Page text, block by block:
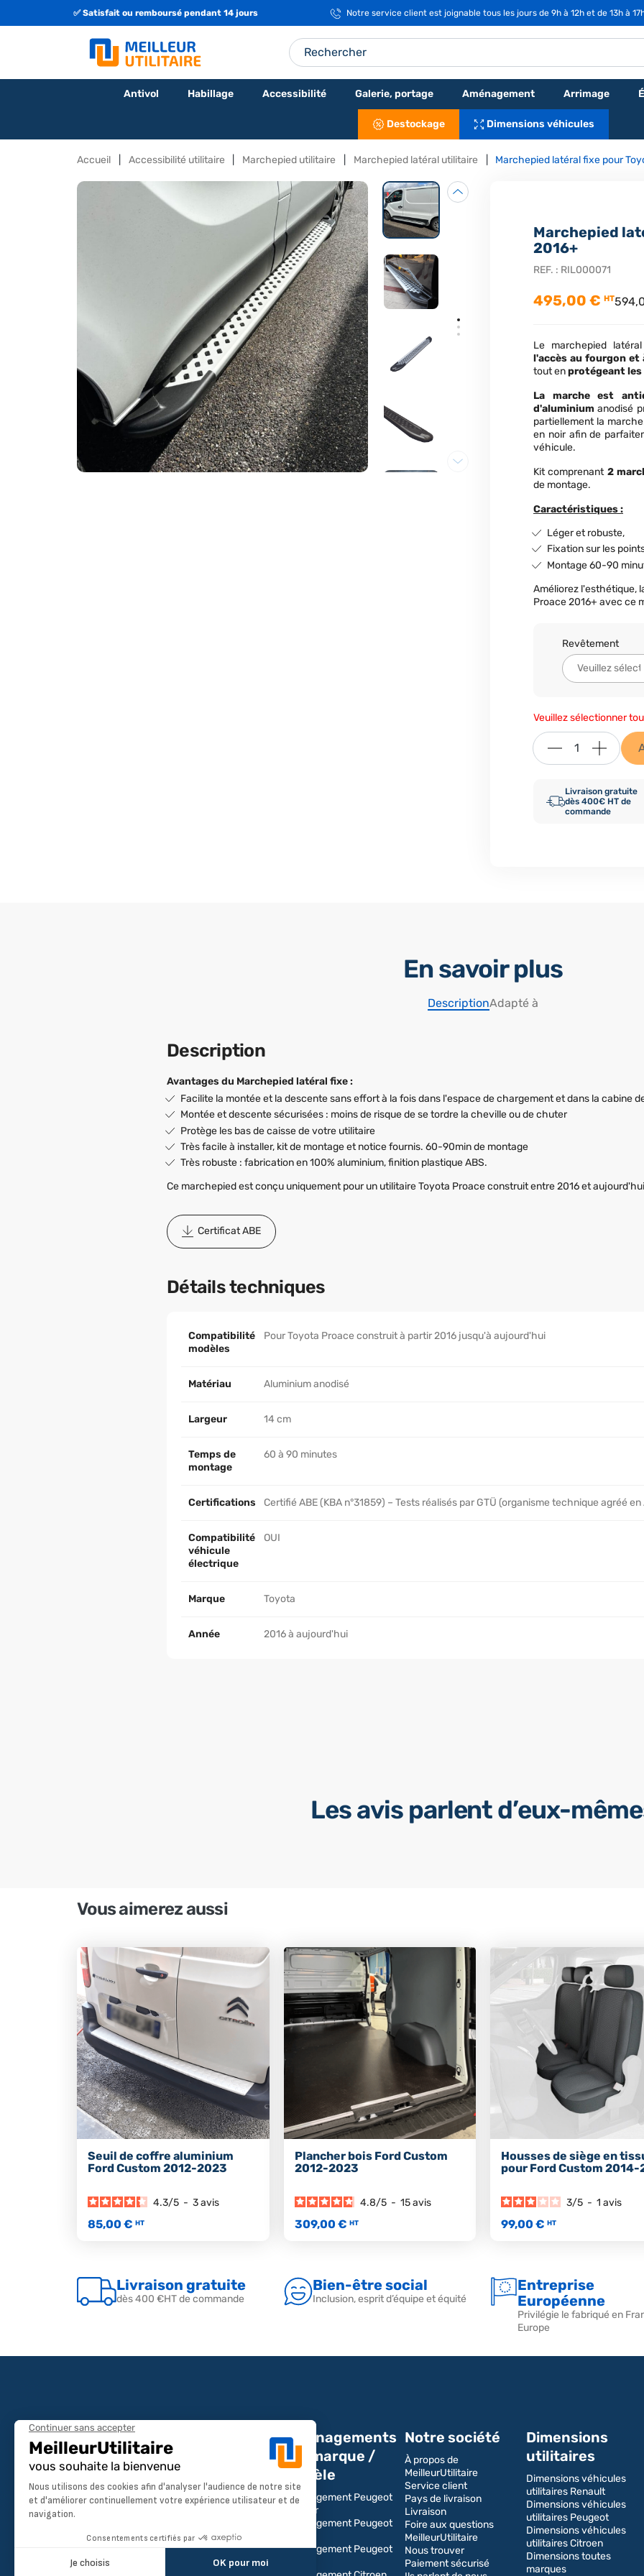
✅ Satisfait ou remboursé pendant 14 jours Notre service client est joignable tous les jours de 9h à 12h et de 13h à
Antivol Habillage Accessibilité Galerie, portage Aménagement Arrimage
Destockage Dimensions véhicules
Accueil Accessibilité utilitaire Marchepied utilitaire Marchepied latéral utilitaire Marchepied latéral fixe pour
Marchepied
2016+
REF. : RIL000071
495,00 € HT
Le marchepied
l'accès au fourgon et
tout enprotégeant les
La marche est
d'aluminium anodisé
partiellement la
en noir afin de
véhicule.
Kit comprenant 2
de montage.
Caractéristiques :
Léger et robuste,
Fixation sur les
Montage 60-90
Améliorez l'esthétique,
Proace 2016+ avec ce
Revêtement
Veuillez sélectionner
Livraison gratuite
dès 400€ HT de
commande
En savoir plus
DescriptionAdapté à
Description
Avantages du Marchepied latéral fixe :
Facilite la montée et la descente sans effort à la fois dans l'espace de chargement et dans la cabine
Montée et descente sécurisées : moins de risque de se tordre la cheville ou de chuter
Protège les bas de caisse de votre utilitaire
Très facile à installer, kit de montage et notice fournis. 60-90min de montage
Très robuste : fabrication en 100% aluminium, finition plastique ABS.
Ce marchepied est conçu uniquement pour un utilitaire Toyota Proace construit entre 2016 et
Certificat ABE
Détails techniques
Compatibilité
modèles
Pour Toyota Proace construit à partir 2016 jusqu'à aujourd'hui
Matériau Aluminium anodisé
Largeur 14 cm
Temps de
montage
60 à 90 minutes
Certifications Certifié ABE (KBA n°31859) – Tests réalisés par GTÜ (organisme technique agréé
Compatibilité
véhicule
électrique
OUI
Marque Toyota
Année 2016 à aujourd'hui
Les avis parlent d’eux-
Vous aimerez aussi
Seuil de coffre aluminium
Ford Custom 2012-2023
4.3/5 - 3avis
85,00 € HT
Plancher bois Ford Custom
2012-2023
4.8/5 - 15avis
309,00 € HT
Housses de siège en
pour Ford Custom 2014-
3/5 - 1 avis
99,00 € HT
Livraison gratuite
dès 400 €HT de commande
Bien-être social
Inclusion, esprit d’équipe et équité
Entreprise
Européenne
Privilégie le fabriqué en
Europe
Une question ou un devis ?
13h00-17h00
Tél : 04 28 29 75 94
Aménagements
par marque /
modèle
Aménagement Peugeot
Partner
Aménagement Peugeot
Aménagement Peugeot
Notre société
À propos de
MeilleurUtilitaire
Service client
Pays de livraison
Livraison
Foire aux questions
MeilleurUtilitaire
Nous trouver
Paiement sécurisé
Dimensions
utilitaires
Dimensions véhicules
utilitaires Renault
Dimensions véhicules
utilitaires Peugeot
Dimensions véhicules
utilitaires Citroen
Dimensions toutes
marques